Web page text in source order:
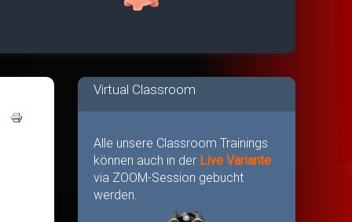
Virtual Classroom
Alle unsere Classroom Trainings
können auch in der Live Variante
via ZOOM-Session gebucht
werden.